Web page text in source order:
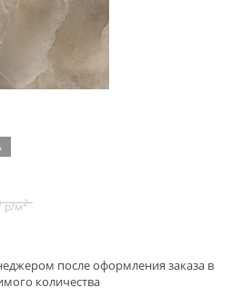
р/м2
после оформления заказа в
количества